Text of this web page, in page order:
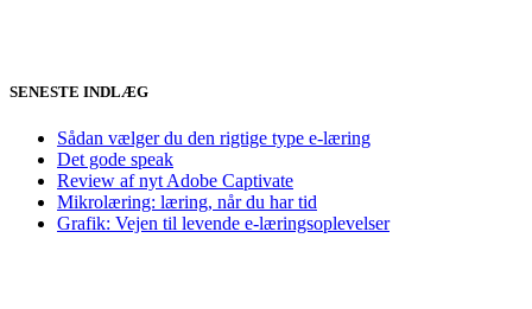
SENESTE INDLÆG
Sådan vælger du den rigtige type e-læring
Det gode speak
Review af nyt Adobe Captivate
Mikrolæring: læring, når du har tid
Grafik: Vejen til levende e-læringsoplevelser